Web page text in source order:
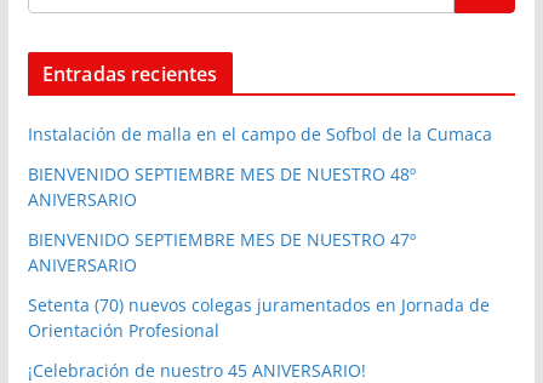
Entradas recientes
Instalación de malla en el campo de Sofbol de la Cumaca
BIENVENIDO SEPTIEMBRE MES DE NUESTRO 48º
ANIVERSARIO
BIENVENIDO SEPTIEMBRE MES DE NUESTRO 47º
ANIVERSARIO
Setenta (70) nuevos colegas juramentados en Jornada de
Orientación Profesional
¡Celebración de nuestro 45 ANIVERSARIO!